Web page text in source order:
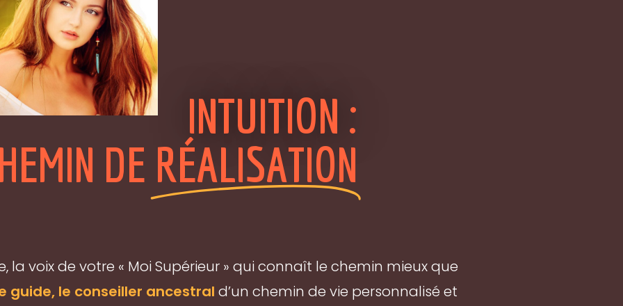
INTUITION :
DE RÉALISATION
la voix de votre « Moi Supérieur » qui connaît le chemin mieux que
guide, le conseiller ancestral d’un chemin de vie personnalisé et